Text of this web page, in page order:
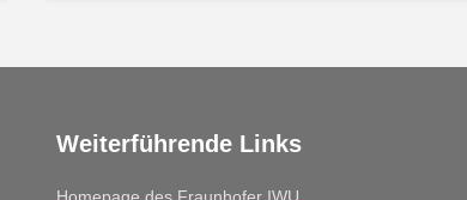
Weiterführende Links